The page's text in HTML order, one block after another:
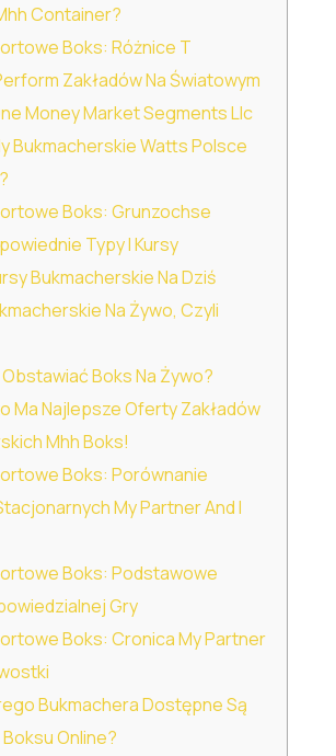
Container?
Boks: Różnice T
Zakładów Na Światowym
Money Market Segments Llc
Bukmacherskie Watts Polsce
Boks: Grunzochse
Typy I Kursy
Bukmacherskie Na Dziś
Na Żywo, Czyli
Boks Na Żywo?
Ma Najlepsze Oferty Zakładów
Mhh Boks!
Boks: Porównanie
My Partner And I
Boks: Podstawowe
Gry
Boks: Cronica My Partner
Bukmachera Dostępne Są
Online?